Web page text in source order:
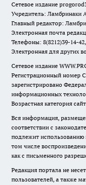
Сетевое издание
Учредитель: Ламбринаки
Главный редактор:
Электронная почта
Телефоны: 8(8212)39-14-42,
Электронная для других
Сетевое издание
Регистрационный номер
зарегистрировано
информационных
Возрастная категория
Вся информация,
соответствии с
подлежит
том числе
как с письменного
Редакция портала не
пользователей, а также